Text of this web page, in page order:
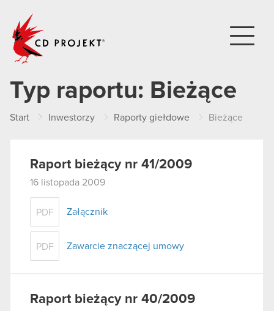
Typ raportu: Bieżące
Start Inwestorzy Raporty giełdowe Bieżące
Raport bieżący nr 41/2009
16 listopada 2009
PDF Załącznik
PDF Zawarcie znaczącej umowy
Raport bieżący nr 40/2009